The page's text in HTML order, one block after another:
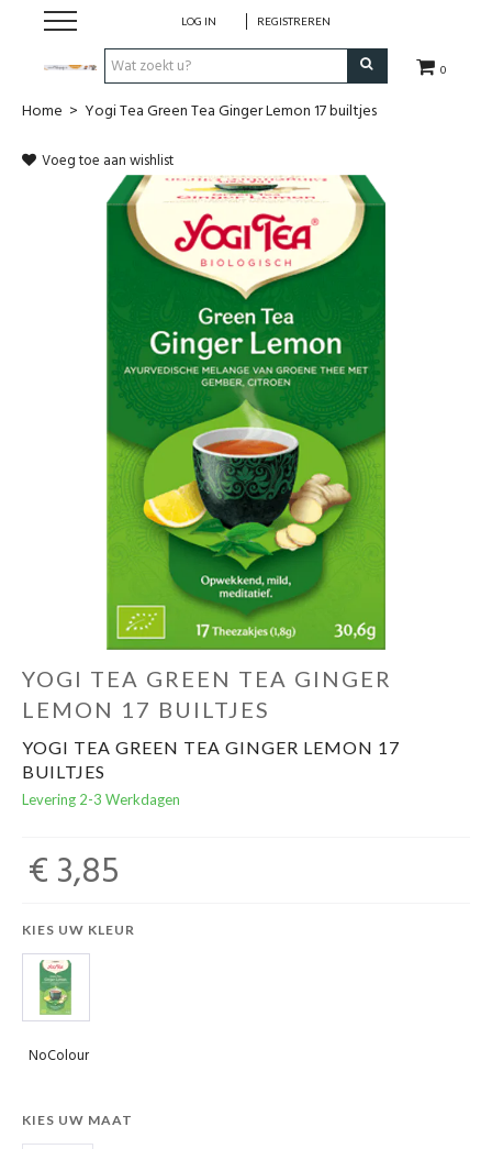
0
LOG IN REGISTREREN
Hulp bij
Natuurlijke remedies
Thee & Kruiden
Huis & Gezelligheid
Evenementen
Home > Yogi Tea Green Tea Ginger Lemon 17 builtjes
Voeg toe aan wishlist
YOGI TEA GREEN TEA GINGER
LEMON 17 BUILTJES
YOGI TEA GREEN TEA GINGER LEMON 17
BUILTJES
Levering 2-3 Werkdagen
€ 3,85
KIES UW KLEUR
NoColour
KIES UW MAAT